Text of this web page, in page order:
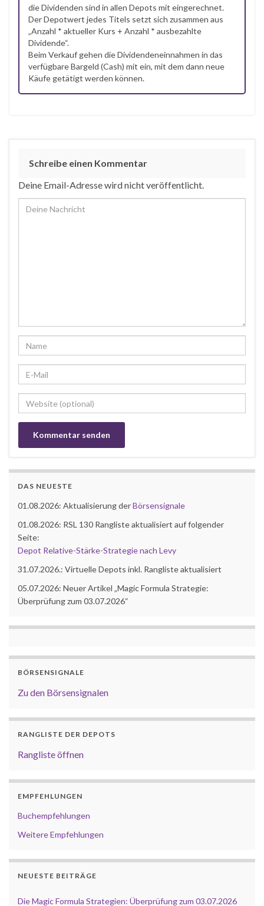
die Dividenden sind in allen Depots mit eingerechnet.
Der Depotwert jedes Titels setzt sich zusammen aus
„Anzahl * aktueller Kurs + Anzahl * ausbezahlte
Dividende“.
Beim Verkauf gehen die Dividendeneinnahmen in das
verfügbare Bargeld (Cash) mit ein, mit dem dann neue
Käufe getätigt werden können.
Schreibe einen Kommentar
Deine Email-Adresse wird nicht veröffentlicht.
DAS NEUESTE
01.08.2026: Aktualisierung derBörsensignale
01.08.2026: RSL 130 Rangliste aktualisiert auf folgender
Seite:
Depot Relative-Stärke-Strategie nach Levy
31.07.2026.: Virtuelle Depots inkl. Rangliste aktualisiert
05.07.2026: Neuer Artikel „Magic Formula Strategie:
Überprüfung zum 03.07.2026“
BÖRSENSIGNALE
Zu den Börsensignalen
RANGLISTE DER DEPOTS
Rangliste öffnen
EMPFEHLUNGEN
Buchempfehlungen
Weitere Empfehlungen
NEUESTE BEITRÄGE
Die Magic Formula Strategien: Überprüfung zum 03.07.2026